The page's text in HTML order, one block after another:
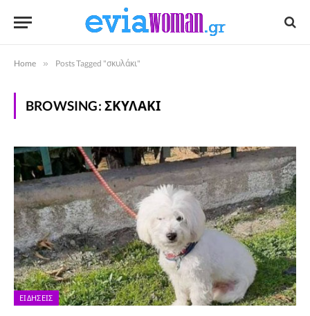
Home » Posts Tagged "σκυλάκι"
BROWSING: ΣΚΥΛΆΚΙ
ΕΙΔΉΣΕΙΣ